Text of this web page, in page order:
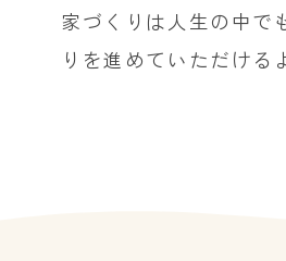
家づくりは人生の中で
りを進めていただける